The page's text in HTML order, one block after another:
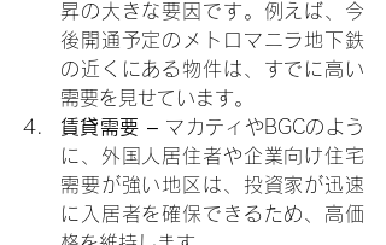
昇の大きな要因です。例えば、今
後開通予定のメトロマニラ地下鉄
の近くにある物件は、すでに高い
需要を見せています。
賃貸需要 – マカティやBGCのよう
に、外国人居住者や企業向け住宅
需要が強い地区は、投資家が迅速
に入居者を確保できるため、高価